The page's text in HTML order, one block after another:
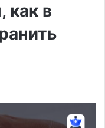
как в